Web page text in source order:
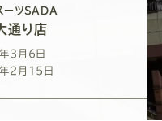
ス
ー
ツ
ーツSADA
通り店
3月6日
2月15日